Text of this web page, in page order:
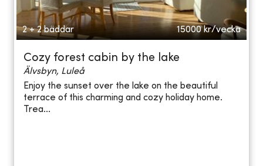
2 + 2 bäddar 15000 kr/vecka
Cozy forest cabin by the lake
Älvsbyn, Luleå
Enjoy the sunset over the lake on the beautiful
terrace of this charming and cozy holiday home.
Trea...